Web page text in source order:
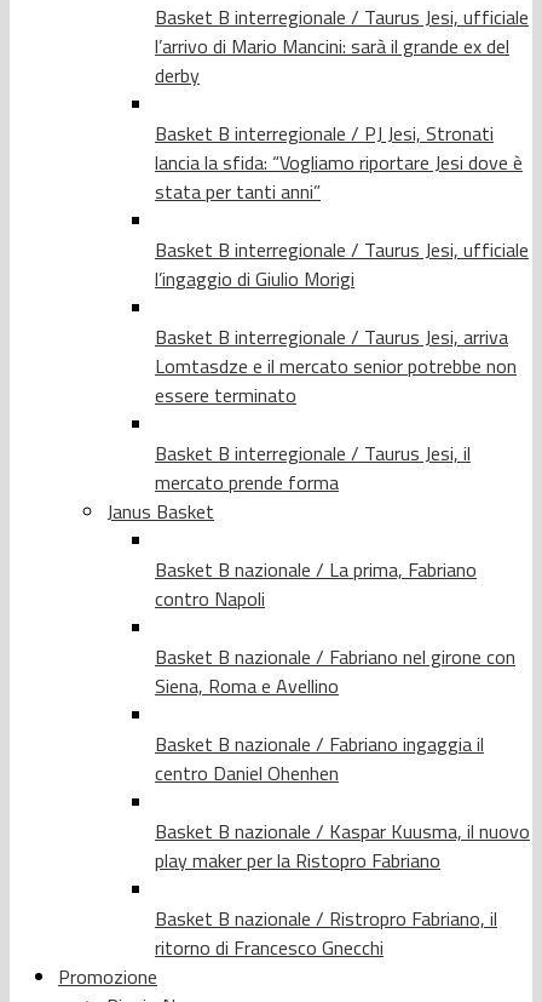
Basket B interregionale / Taurus Jesi, ufficiale
l’arrivo di Mario Mancini: sarà il grande ex del
derby
Basket B interregionale / PJ Jesi, Stronati
lancia la sfida: “Vogliamo riportare Jesi dove è
stata per tanti anni”
Basket B interregionale / Taurus Jesi, ufficiale
l’ingaggio di Giulio Morigi
Basket B interregionale / Taurus Jesi, arriva
Lomtasdze e il mercato senior potrebbe non
essere terminato
Basket B interregionale / Taurus Jesi, il
mercato prende forma
Janus Basket
Basket B nazionale / La prima, Fabriano
contro Napoli
Basket B nazionale / Fabriano nel girone con
Siena, Roma e Avellino
Basket B nazionale / Fabriano ingaggia il
centro Daniel Ohenhen
Basket B nazionale / Kaspar Kuusma, il nuovo
play maker per la Ristopro Fabriano
Basket B nazionale / Ristropro Fabriano, il
ritorno di Francesco Gnecchi
Promozione